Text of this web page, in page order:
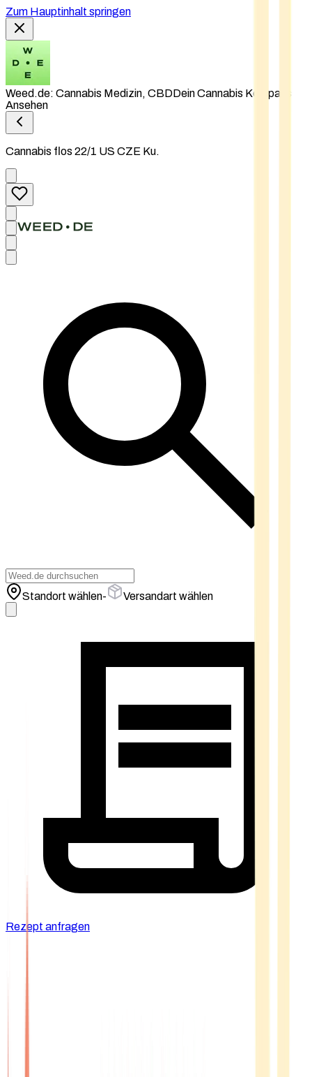
Zum Hauptinhalt springen
Weed.de: Cannabis Medizin, CBDDein Cannabis Kompass
Ansehen
Cannabis flos 22/1 US CZE Ku.
Standort wählen- Versandart wählen
Rezept anfragen